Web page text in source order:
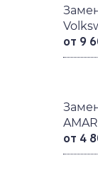
от 9
от 4